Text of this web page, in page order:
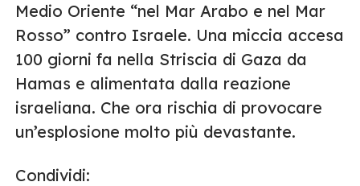
Medio Oriente “nel Mar Arabo e nel Mar
Rosso” contro Israele. Una miccia accesa
100 giorni fa nella Striscia di Gaza da
Hamas e alimentata dalla reazione
israeliana. Che ora rischia di provocare
un’esplosione molto più devastante.
Condividi: